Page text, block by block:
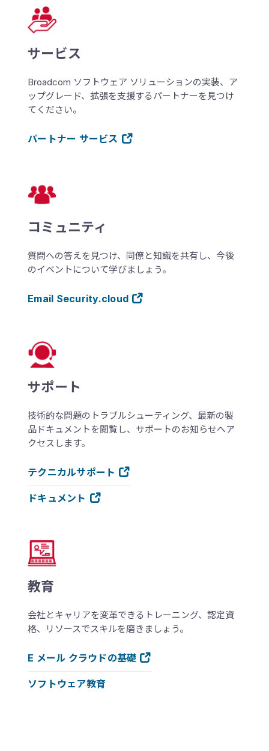
サービス
Broadcom ソフトウェア ソリューションの実装、ア
ップグレード、拡張を支援するパートナーを見つけ
てください。
パートナー サービス
コミュニティ
質問への答えを見つけ、同僚と知識を共有し、今後
のイベントについて学びましょう。
Email Security.cloud
サポート
技術的な問題のトラブルシューティング、最新の製
品ドキュメントを閲覧し、サポートのお知らせへア
クセスします。
テクニカルサポート
ドキュメント
教育
会社とキャリアを変革できるトレーニング、認定資
格、リソースでスキルを磨きましょう。
E メール クラウドの基礎
ソフトウェア教育